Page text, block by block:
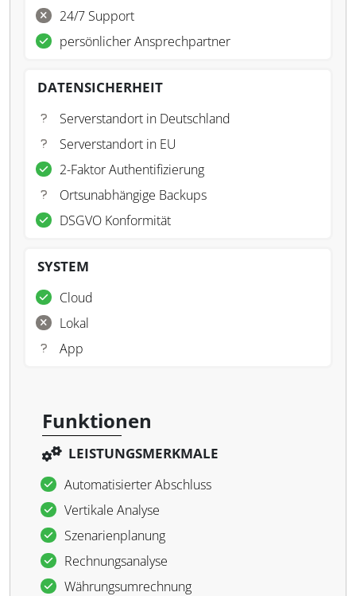
24/7 Support
persönlicher Ansprechpartner
DATENSICHERHEIT
Serverstandort in Deutschland
Serverstandort in EU
2-Faktor Authentifizierung
Ortsunabhängige Backups
DSGVO Konformität
SYSTEM
Cloud
Lokal
App
Funktionen
LEISTUNGSMERKMALE
Automatisierter Abschluss
Vertikale Analyse
Szenarienplanung
Rechnungsanalyse
Währungsumrechnung